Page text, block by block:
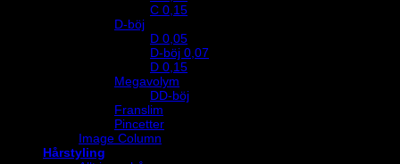
C 0,15
D-böj
D 0,05
D-böj 0,07
D 0,15
Megavolym
DD-böj
Franslim
Pincetter
Image Column
Hårstyling